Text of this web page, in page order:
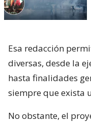
Esa redacción
diversas, desde la
hasta finalidades
siempre que exista
No obstante, el